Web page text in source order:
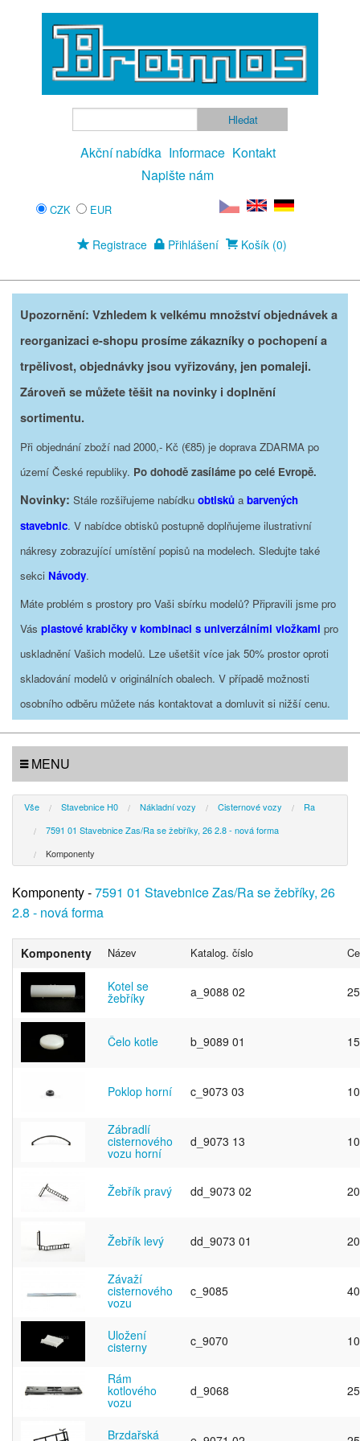
Akční nabídka Informace Kontakt
Napište nám
CZK EUR
Registrace Přihlášení Košík (0)
Upozornění: Vzhledem k velkému množství objednávek a
reorganizaci e-shopu prosíme zákazníky o pochopení a
trpělivost, objednávky jsou vyřizovány, jen pomaleji.
Zároveň se můžete těšit na novinky i doplnění
sortimentu.
Při objednání zboží nad 2000,- Kč (€85) je doprava ZDARMA po
území České republiky. Po dohodě zasíláme po celé Evropě.
Novinky: Stále rozšiřujeme nabídku obtisků a barvených
stavebnic. V nabídce obtisků postupně doplňujeme ilustrativní
nákresy zobrazující umístění popisů na modelech. Sledujte také
sekci Návody.
Máte problém s prostory pro Vaši sbírku modelů? Připravili jsme pro
Vás plastové krabičky v kombinaci s univerzálními vložkami pro
uskladnění Vašich modelů. Lze ušetšit více jak 50% prostor oproti
skladování modelů v originálních obalech. V případě možnosti
osobního odběru můžete nás kontaktovat a domluvit si nižší cenu.
MENU
Vše Stavebnice H0 Nákladní vozy Cisternové vozy
Ra
7591 01 Stavebnice Zas/Ra se žebříky, 26 2.8 - nová forma
Komponenty
Komponenty -7591 01 Stavebnice Zas/Ra se žebříky, 26
2.8 - nová forma
Komponenty Název Katalog. číslo
Kotel se
žebříky a_9088 02
Čelo kotle b_9089 01
Poklop horní c_9073 03
Zábradlí
cisternového
vozu horní
d_9073 13
Žebřík pravý dd_9073 02
Žebřík levý dd_9073 01
Závaží
cisternového
vozu
c_9085
Uložení
cisterny c_9070
Rám
kotlového
vozu
d_9068
Brzdařská